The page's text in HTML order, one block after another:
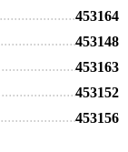
453164
453148
453163
453152
453156